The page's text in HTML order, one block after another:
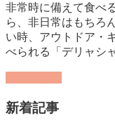
非常時に備えて食べ
ら、非日常はもちろ
い時、アウトドア・
べられる「デリャシ
新着記事